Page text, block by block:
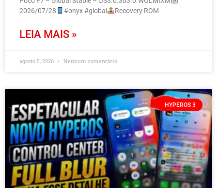
2026/07/28
#onyx #global Recovery ROM
LEIA MAIS »
agosto 5, 2026 Nenhum comentário
HYPEROS 3